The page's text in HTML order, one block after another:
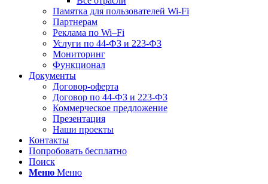
Памятка для пользователей Wi-Fi
Партнерам
Реклама по Wi–Fi
Услуги по 44-ФЗ и 223-ФЗ
Мониторинг
Функционал
Документы
Договор-оферта
Договор по 44-ФЗ и 223-ФЗ
Коммерческое предложение
Презентация
Наши проекты
Контакты
Попробовать бесплатно
Поиск
Меню Меню